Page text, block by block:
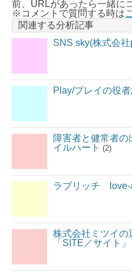
前、URLがあったら一緒に
※コメントで質問する時は
関連する分析記事
SNS sky(株式会
Play/プレイの役
障害者と健常者の
イルハート (2)
ラブリッチ love-
株式会社ミツイの
「SITE／サイト」